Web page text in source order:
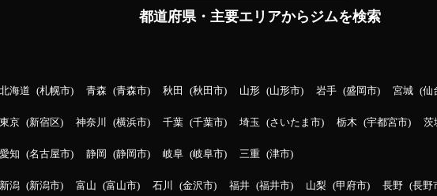
都道府県・主要エリアからジムを検索
北海道 札幌市 青森 青森市 秋田 秋田市 山形 山形市 岩手 盛岡市 宮城 仙
東京 新宿区 神奈川 横浜市 千葉 千葉市 埼玉 さいたま市 栃木 宇都宮市 茨
愛知 名古屋市 静岡 静岡市 岐阜 岐阜市 三重 津市
新潟 新潟市 富山 富山市 石川 金沢市 福井 福井市 山梨 甲府市 長野 長野